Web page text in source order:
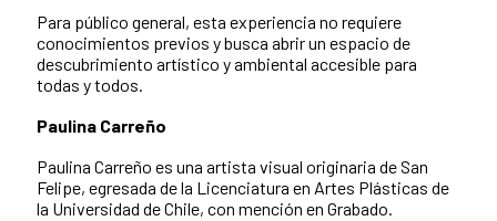
Para público general, esta experiencia no requiere
conocimientos previos y busca abrir un espacio de
descubrimiento artístico y ambiental accesible para
todas y todos.
Paulina Carreño
Paulina Carreño es una artista visual originaria de San
Felipe, egresada de la Licenciatura en Artes Plásticas de
la Universidad de Chile, con mención en Grabado.